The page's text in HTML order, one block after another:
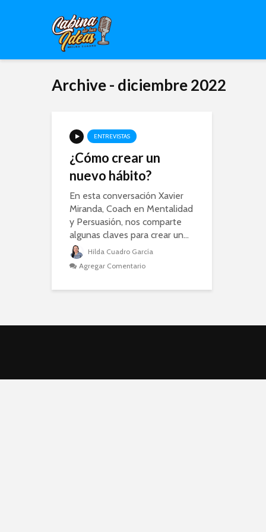
Archive - diciembre 2022
ENTREVISTAS
¿Cómo crear un
nuevo hábito?
En esta conversación Xavier
Miranda, Coach en Mentalidad
y Persuasión, nos comparte
algunas claves para crear un...
Hilda Cuadro García
Agregar Comentario